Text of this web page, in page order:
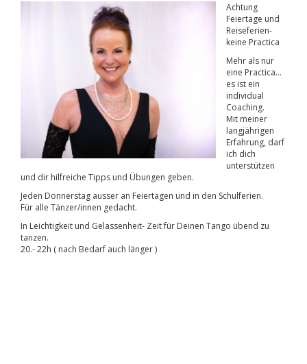
Achtung
Feiertage und
Reiseferien-
keine Practica
Mehr als nur
eine Practica…
es ist ein
individual
Coaching.
Mit meiner
langjährigen
Erfahrung, darf
ich dich
unterstützen
und dir hilfreiche Tipps und Übungen geben.
Jeden Donnerstag ausser an Feiertagen und in den Schulferien.
Für alle Tänzer/innen gedacht.
In Leichtigkeit und Gelassenheit- Zeit für Deinen Tango übend zu
tanzen.
20.- 22h ( nach Bedarf auch länger )